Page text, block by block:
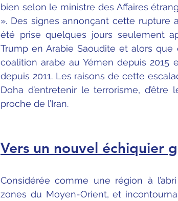
bien selon le ministre des Affaires
». Des signes annonçant cette rupture
été prise quelques jours seulement
Trump en Arabie Saoudite et alors
coalition arabe au Yémen depuis
depuis 2011. Les raisons de cette
Doha d’entretenir le terrorisme,
proche de l’Iran.
Vers un nouvel échiquier
Considérée comme une région à
zones du Moyen-Orient, et